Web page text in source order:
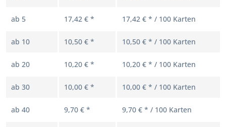
ab 5 17,42 € * 17,42 € * / 100 Karten
ab 10 10,50 € * 10,50 € * / 100 Karten
ab 20 10,20 € * 10,20 € * / 100 Karten
ab 30 10,00 € * 10,00 € * / 100 Karten
ab 40 9,70 € * 9,70 € * / 100 Karten